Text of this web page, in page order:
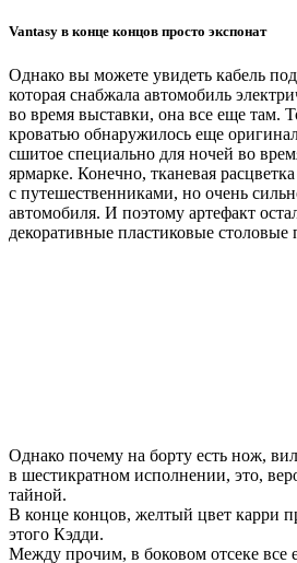
Vantasy в конце концов просто экспонат
Однако вы можете увидеть кабель
которая снабжала автомобиль
во время выставки, она все еще там.
кроватью обнаружилось еще
сшитое специально для ночей во
ярмарке. Конечно, тканевая
с путешественниками, но очень
автомобиля. И поэтому артефакт
декоративные пластиковые
Однако почему на борту есть нож,
в шестикратном исполнении, это,
тайной.
В конце концов, желтый цвет карри
этого Кэдди.
Между прочим, в боковом отсеке все